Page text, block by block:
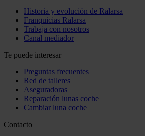
Historia y evolución de Ralarsa
Franquicias Ralarsa
Trabaja con nosotros
Canal mediador
Te puede interesar
Preguntas frecuentes
Red de talleres
Aseguradoras
Reparación lunas coche
Cambiar luna coche
Contacto